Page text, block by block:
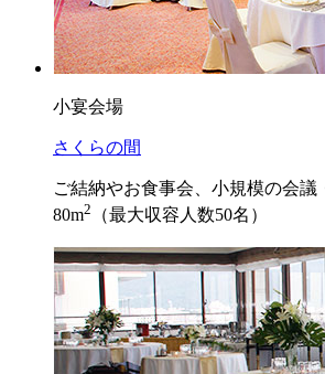
小宴会場
さくらの間
ご結納やお食事会、小規模の会議
80m2 （最大収容人数50名）